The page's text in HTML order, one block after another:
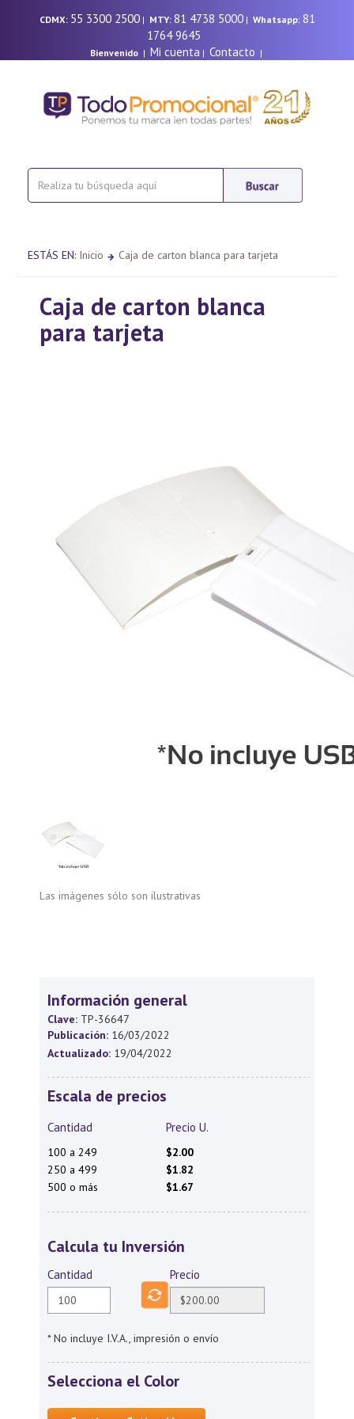
CDMX: 55 3300 2500| MTY: 81 4738 5000| Whatsapp: 81
1764 9645
Bienvenido| Mi cuenta | Contacto |
ESTÁS EN: Inicio Caja de carton blanca para tarjeta
Caja de carton blanca
para tarjeta
Las imágenes sólo son ilustrativas
Información general
Clave: TP-36647
Publicación: 16/03/2022
Actualizado: 19/04/2022
Escala de precios
Cantidad Precio U.
100 a 249
$2.00
250 a 499
$1.82
500 o más
$1.67
Calcula tu Inversión
Cantidad Precio
* No incluye I.V.A., impresión o envío
Selecciona el Color